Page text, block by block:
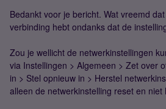
Bedankt voor je bericht. Wat vreemd
verbinding hebt ondanks dat de
Zou je wellicht de netwerkinstellingen
via Instellingen > Algemeen > Zet over
in > Stel opnieuw in > Herstel
alleen de netwerkinstelling reset en niet